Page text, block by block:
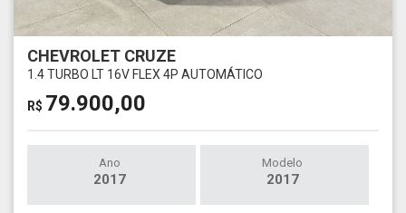
CHEVROLET CRUZE
1.4 TURBO LT 16V FLEX 4P AUTOMÁTICO
R$ 79.900,00
Ano
2017
Modelo
2017